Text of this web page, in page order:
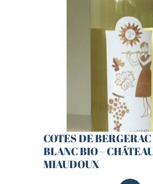
COTES DE BERGERAC
BLANC BIO –
MIAUDOUX